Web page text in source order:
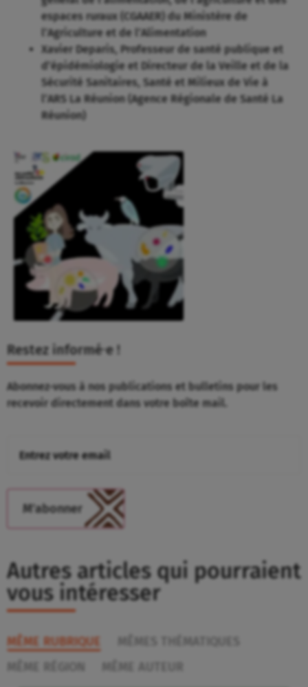
espaces ruraux (CGAAER) du Ministère de
l’Agriculture et de l’Alimentation
Xavier Deparis, Professeur de santé publique et
d’épidémiologie et Directeur de la Veille et de la
Sécurité Sanitaires, Santé et Milieux de Vie à
l’ARS La Réunion (Agence Régionale de Santé La
Réunion)
Restez informé⸱e !
Abonnez-vous à nos publications et bulletins pour les
recevoir directement dans votre boîte mail.
Autres articles qui pourraient
vous intéresser
MÊME RUBRIQUE